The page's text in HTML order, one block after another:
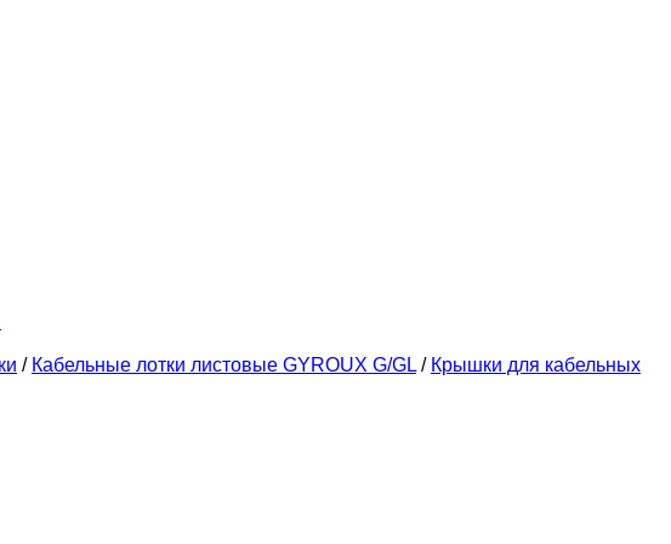
/ Кабельные лотки листовые GYROUX G/GL / Крышки для кабельных